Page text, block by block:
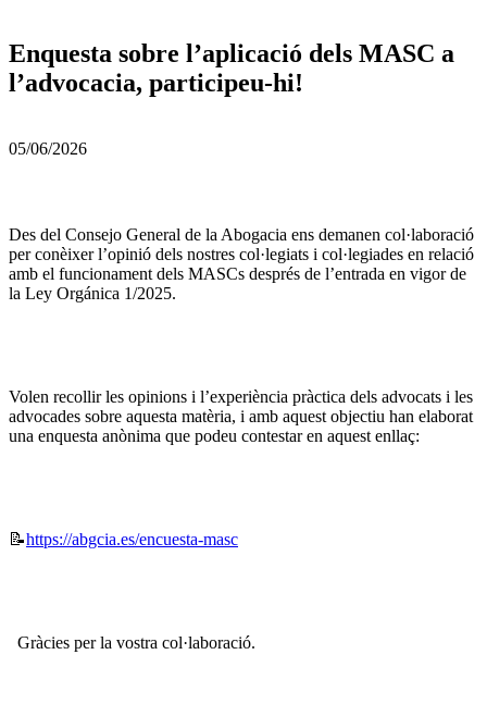
Enquesta sobre l’aplicació dels MASC a
l’advocacia, participeu-hi!
05/06/2026
Des del Consejo General de la Abogacia ens demanen col·laboració
per conèixer l’opinió dels nostres col·legiats i col·legiades en relació
amb el funcionament dels MASCs després de l’entrada en vigor de
la Ley Orgánica 1/2025.
Volen recollir les opinions i l’experiència pràctica dels advocats i les
advocades sobre aquesta matèria, i amb aquest objectiu han elaborat
una enquesta anònima que podeu contestar en aquest enllaç:
📝https://abgcia.es/encuesta-masc
Gràcies per la vostra col·laboració.